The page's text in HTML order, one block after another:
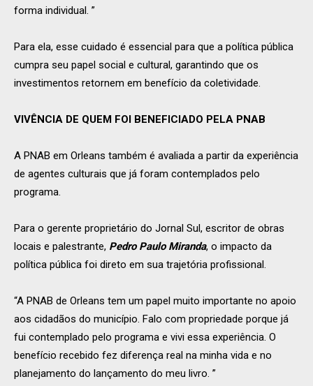
forma individual. ”
Para ela, esse cuidado é essencial para que a política pública
cumpra seu papel social e cultural, garantindo que os
investimentos retornem em benefício da coletividade.
VIVÊNCIA DE QUEM FOI BENEFICIADO PELA PNAB
A PNAB em Orleans também é avaliada a partir da experiência
de agentes culturais que já foram contemplados pelo
programa.
Para o gerente proprietário do Jornal Sul, escritor de obras
locais e palestrante, Pedro Paulo Miranda, o impacto da
política pública foi direto em sua trajetória profissional.
“A PNAB de Orleans tem um papel muito importante no apoio
aos cidadãos do município. Falo com propriedade porque já
fui contemplado pelo programa e vivi essa experiência. O
benefício recebido fez diferença real na minha vida e no
planejamento do lançamento do meu livro. ”